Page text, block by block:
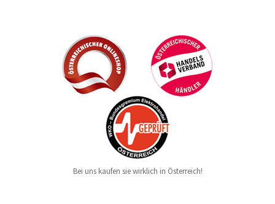
Bei uns kaufen sie wirklich in Österreich!